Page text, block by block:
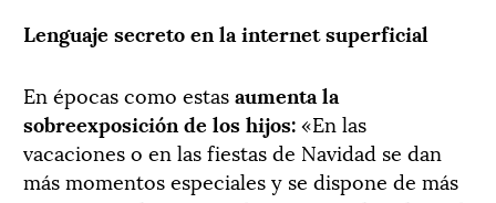
Lenguaje secreto en la internet superficial
En épocas como estasaumenta la
sobreexposición de los hijos:«En las
vacaciones o en las fiestas de Navidad se dan
más momentos especiales y se dispone de más